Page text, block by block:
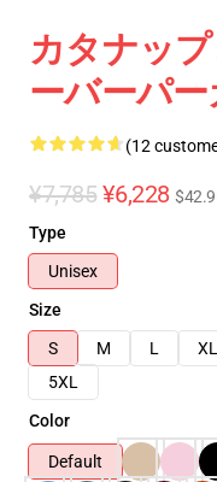
カタナッ
ーバーパ
(12
¥7,785 ¥6,228
Type
Unisex
Size
S
M L XL
5XL
Color
Default